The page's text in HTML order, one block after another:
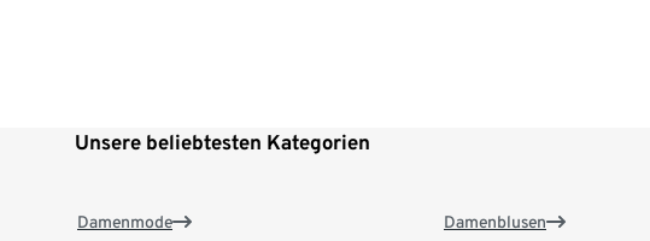
Unsere beliebtesten Kategorien
Damenmode Damenblusen